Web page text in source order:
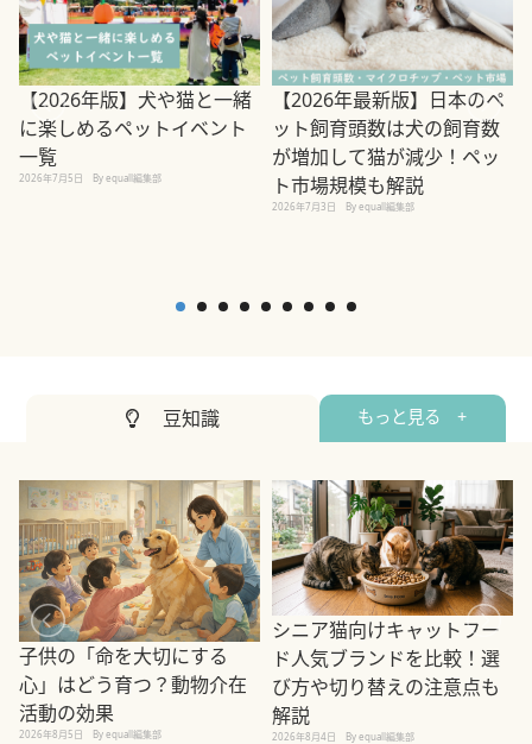
【2026年版】犬や猫と一緒
に楽しめるペットイベント
一覧
2026年7月5日 By equall編集部
【2026年最新版】日本のペ
ット飼育頭数は犬の飼育数
が増加して猫が減少！ペッ
ト市場規模も解説
2026年7月3日 By equall編集部
豆知識 もっと見る +
子供の「命を大切にする
心」はどう育つ？動物介在
活動の効果
2026年8月5日 By equall編集部
シニア猫向けキャットフー
ド人気ブランドを比較！選
び方や切り替えの注意点も
解説
2026年8月4日 By equall編集部